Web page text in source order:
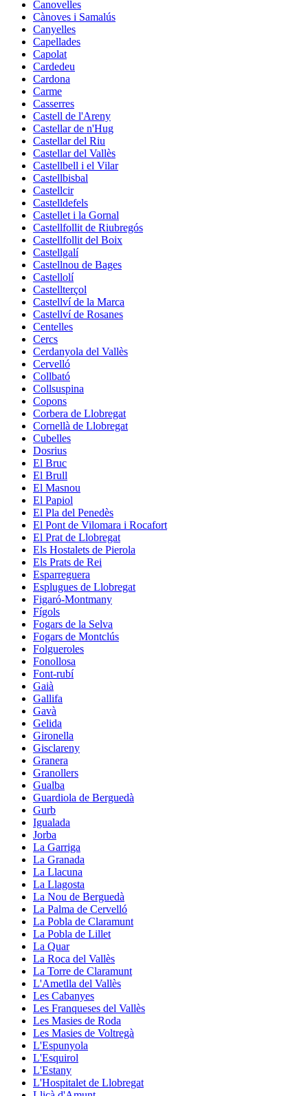
Canovelles
Cànoves i Samalús
Canyelles
Capellades
Capolat
Cardedeu
Cardona
Carme
Casserres
Castell de l'Areny
Castellar de n'Hug
Castellar del Riu
Castellar del Vallès
Castellbell i el Vilar
Castellbisbal
Castellcir
Castelldefels
Castellet i la Gornal
Castellfollit de Riubregós
Castellfollit del Boix
Castellgalí
Castellnou de Bages
Castellolí
Castellterçol
Castellví de la Marca
Castellví de Rosanes
Centelles
Cercs
Cerdanyola del Vallès
Cervelló
Collbató
Collsuspina
Copons
Corbera de Llobregat
Cornellà de Llobregat
Cubelles
Dosrius
El Bruc
El Brull
El Masnou
El Papiol
El Pla del Penedès
El Pont de Vilomara i Rocafort
El Prat de Llobregat
Els Hostalets de Pierola
Els Prats de Rei
Esparreguera
Esplugues de Llobregat
Figaró-Montmany
Fígols
Fogars de la Selva
Fogars de Montclús
Folgueroles
Fonollosa
Font-rubí
Gaià
Gallifa
Gavà
Gelida
Gironella
Gisclareny
Granera
Granollers
Gualba
Guardiola de Berguedà
Gurb
Igualada
Jorba
La Garriga
La Granada
La Llacuna
La Llagosta
La Nou de Berguedà
La Palma de Cervelló
La Pobla de Claramunt
La Pobla de Lillet
La Quar
La Roca del Vallès
La Torre de Claramunt
L'Ametlla del Vallès
Les Cabanyes
Les Franqueses del Vallès
Les Masies de Roda
Les Masies de Voltregà
L'Espunyola
L'Esquirol
L'Estany
L'Hospitalet de Llobregat